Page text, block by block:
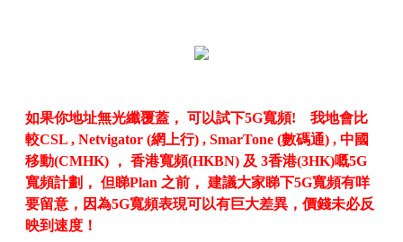
如果你地址無光纖覆蓋， 可以試下5G寬頻! 我地會比
較CSL , Netvigator (網上行) , SmarTone (數碼通) , 中國
移動(CMHK) ， 香港寬頻(HKBN) 及 3香港(3HK)嘅5G
寬頻計劃， 但睇Plan 之前， 建議大家睇下5G寬頻有咩
要留意，因為5G寬頻表現可以有巨大差異，價錢未必反
映到速度！